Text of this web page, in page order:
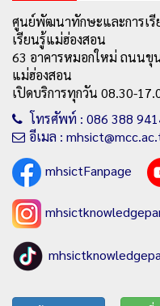
ศูนย์พัฒนาทักษะและการเรี
เรียนรู้แม่ฮ่องสอน
63 อาคารหมอกใหม่ ถนนขุ
แม่ฮ่องสอน
เปิดบริการทุกวัน 08.30-
โทรศัพท์ : 086 388
อีเมล :
mhsictFanpage